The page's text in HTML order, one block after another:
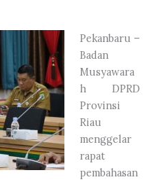
Pekanbaru –
Badan
Musyawara
h DPRD
Provinsi
Riau
menggelar
rapat
pembahasan